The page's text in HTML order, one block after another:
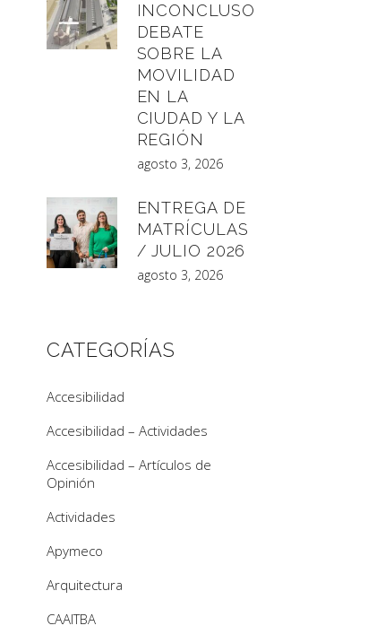
INCONCLUSO
DEBATE
SOBRE LA
MOVILIDAD
EN LA
CIUDAD Y LA
REGIÓN
agosto 3, 2026
ENTREGA DE
MATRÍCULAS
/ JULIO 2026
agosto 3, 2026
CATEGORÍAS
Accesibilidad
Accesibilidad – Actividades
Accesibilidad – Artículos de
Opinión
Actividades
Apymeco
Arquitectura
CAAITBA